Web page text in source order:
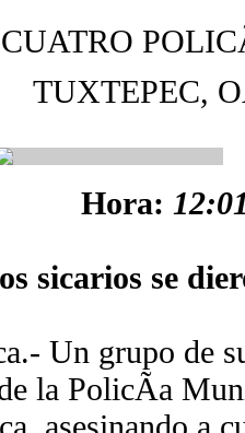
TUXTEPEC,
Hora:
sicarios se
Un grupo de
la PolicÃ­a